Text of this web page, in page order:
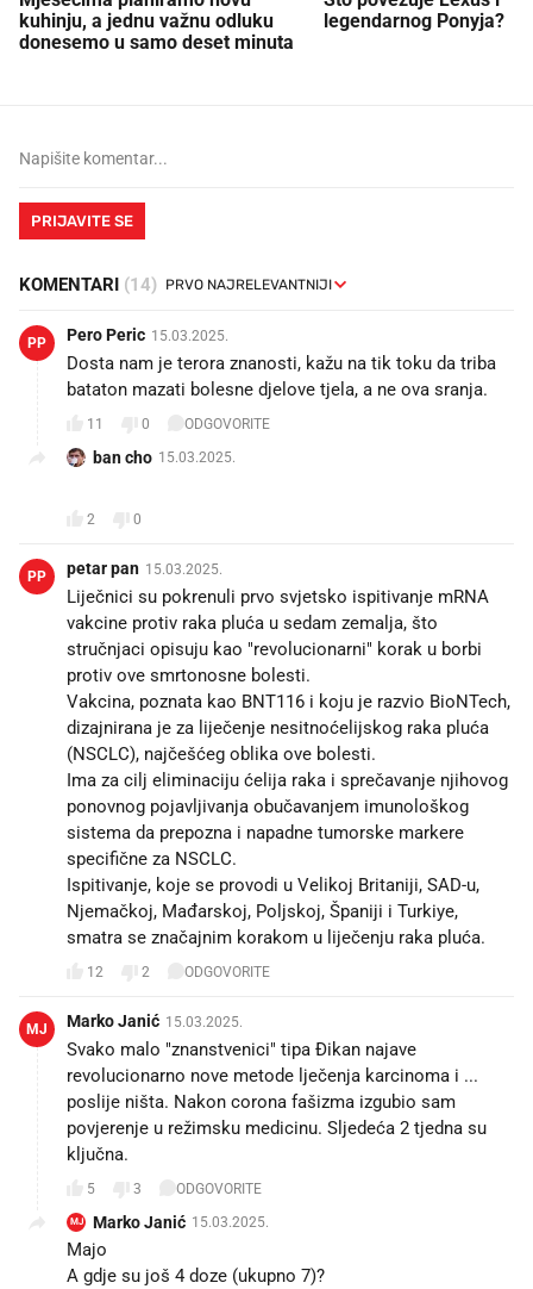
kuhinju, a jednu važnu odluku
donesemo u samo deset minuta
legendarnog Ponyja?
PRIJAVITE SE
KOMENTARI (14)
PP Pero Peric 15.03.2025.
Dosta nam je terora znanosti, kažu na tik toku da triba
bataton mazati bolesne djelove tjela, a ne ova sranja.
11 0 ODGOVORITE
ban cho 15.03.2025.
2 0
PP petar pan 15.03.2025.
Liječnici su pokrenuli prvo svjetsko ispitivanje mRNA
vakcine protiv raka pluća u sedam zemalja, što
stručnjaci opisuju kao "revolucionarni" korak u borbi
protiv ove smrtonosne bolesti.
Vakcina, poznata kao BNT116 i koju je razvio BioNTech,
dizajnirana je za liječenje nesitnoćelijskog raka pluća
(NSCLC), najčešćeg oblika ove bolesti.
Ima za cilj eliminaciju ćelija raka i sprečavanje njihovog
ponovnog pojavljivanja obučavanjem imunološkog
sistema da prepozna i napadne tumorske markere
specifične za NSCLC.
Ispitivanje, koje se provodi u Velikoj Britaniji, SAD-u,
Njemačkoj, Mađarskoj, Poljskoj, Španiji i Turkiye,
smatra se značajnim korakom u liječenju raka pluća.
12 2 ODGOVORITE
MJ Marko Janić 15.03.2025.
Svako malo "znanstvenici" tipa Ðikan najave
revolucionarno nove metode lječenja karcinoma i ...
poslije ništa. Nakon corona fašizma izgubio sam
povjerenje u režimsku medicinu. Sljedeća 2 tjedna su
ključna.
5 3 ODGOVORITE
MJ Marko Janić 15.03.2025.
Majo
A gdje su još 4 doze (ukupno 7)?